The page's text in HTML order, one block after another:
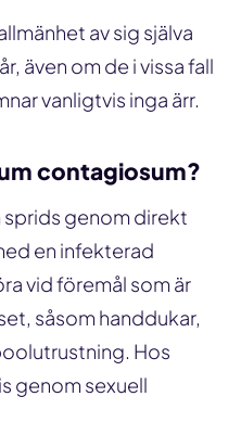
av sig själva
även om de i vissa fall
vanligtvis inga ärr.
contagiosum?
genom direkt
en infekterad
vid föremål som är
såsom handdukar,
Hos
genom sexuell